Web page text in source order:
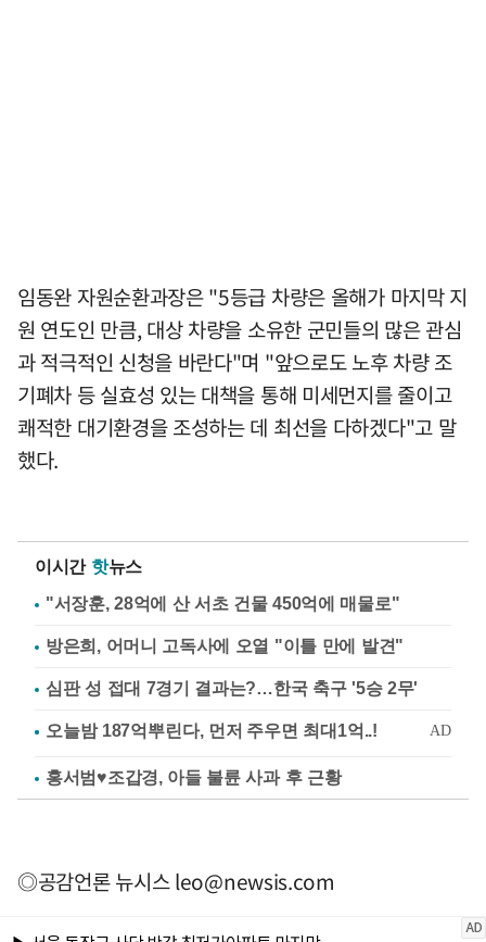
임동완 자원순환과장은 "5등급 차량은 올해가 마지막 지
원 연도인 만큼, 대상 차량을 소유한 군민들의 많은 관심
과 적극적인 신청을 바란다"며 "앞으로도 노후 차량 조
기폐차 등 실효성 있는 대책을 통해 미세먼지를 줄이고
쾌적한 대기환경을 조성하는 데 최선을 다하겠다"고 말
했다.
이시간 핫뉴스
"서장훈, 28억에 산 서초 건물 450억에 매물로"
방은희, 어머니 고독사에 오열 "이틀 만에 발견"
심판 성 접대 7경기 결과는?…한국 축구 '5승 2무'
홍서범♥조갑경, 아들 불륜 사과 후 근황
◎공감언론 뉴시스leo@newsis.com